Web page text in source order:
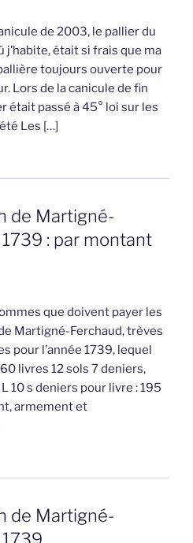
de 2003, le pallier du
était si frais que ma
toujours ouverte pour
Lors de la canicule de fin
était passé à 45° loi sur les
Les […]
de Martigné-
: par montant
que doivent payer les
Martigné-Ferchaud, trèves
pour l’année 1739, lequel
livres 12 sols 7 deniers,
10 s deniers pour livre : 195
armement et
de Martigné-